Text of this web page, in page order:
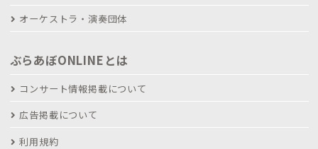
オーケストラ・演奏団体
ぶらあぼONLINEとは
コンサート情報掲載について
広告掲載について
利用規約